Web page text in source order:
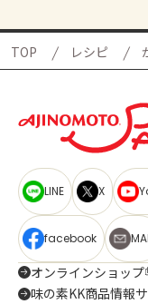
TOP レシピ
LINE X
facebook
オンラインショップ
味の素KK商品情報